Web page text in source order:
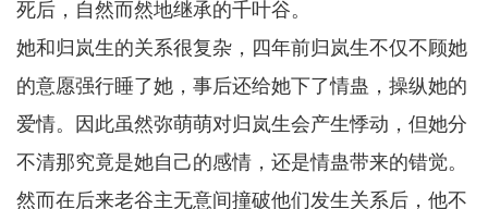
死后，自然而然地继承的千叶谷。
她和归岚生的关系很复杂，四年前归岚生不仅不顾她
的意愿强行睡了她，事后还给她下了情蛊，操纵她的
爱情。因此虽然弥萌萌对归岚生会产生悸动，但她分
不清那究竟是她自己的感情，还是情蛊带来的错觉。
然而在后来老谷主无意间撞破他们发生关系后，他不